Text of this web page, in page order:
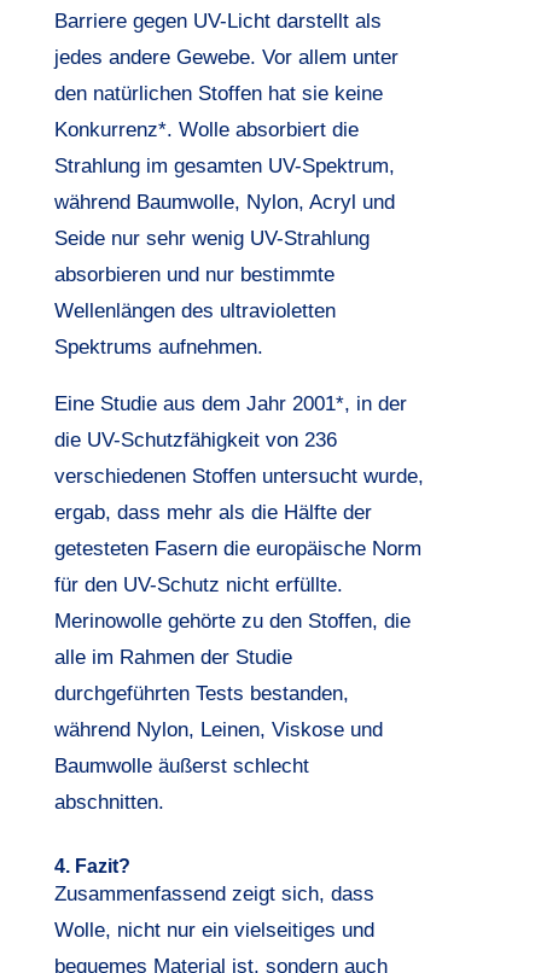
Barriere gegen UV-Licht darstellt als
jedes andere Gewebe. Vor allem unter
den natürlichen Stoffen hat sie keine
Konkurrenz*. Wolle absorbiert die
Strahlung im gesamten UV-Spektrum,
während Baumwolle, Nylon, Acryl und
Seide nur sehr wenig UV-Strahlung
absorbieren und nur bestimmte
Wellenlängen des ultravioletten
Spektrums aufnehmen.
Eine Studie aus dem Jahr 2001*, in der
die UV-Schutzfähigkeit von 236
verschiedenen Stoffen untersucht wurde,
ergab, dass mehr als die Hälfte der
getesteten Fasern die europäische Norm
für den UV-Schutz nicht erfüllte.
Merinowolle gehörte zu den Stoffen, die
alle im Rahmen der Studie
durchgeführten Tests bestanden,
während Nylon, Leinen, Viskose und
Baumwolle äußerst schlecht
abschnitten.
4. Fazit?
Zusammenfassend zeigt sich, dass
Wolle, nicht nur ein vielseitiges und
bequemes Material ist, sondern auch